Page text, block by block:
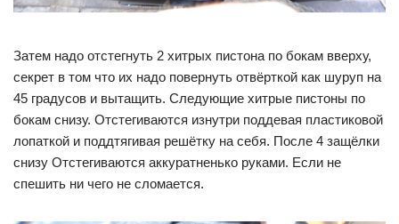
Затем надо отстегнуть 2 хитрых пистона по бокам вверху,
секрет в том что их надо повернуть отвёрткой как шуруп на
45 градусов и вытащить. Следующие хитрые пистоны по
бокам снизу. Отстегиваются изнутри поддевая пластиковой
лопаткой и поддтягивая решётку на себя. После 4 защёлки
снизу Отстегиваются аккуратненько руками. Если не
спешить ни чего не сломается.